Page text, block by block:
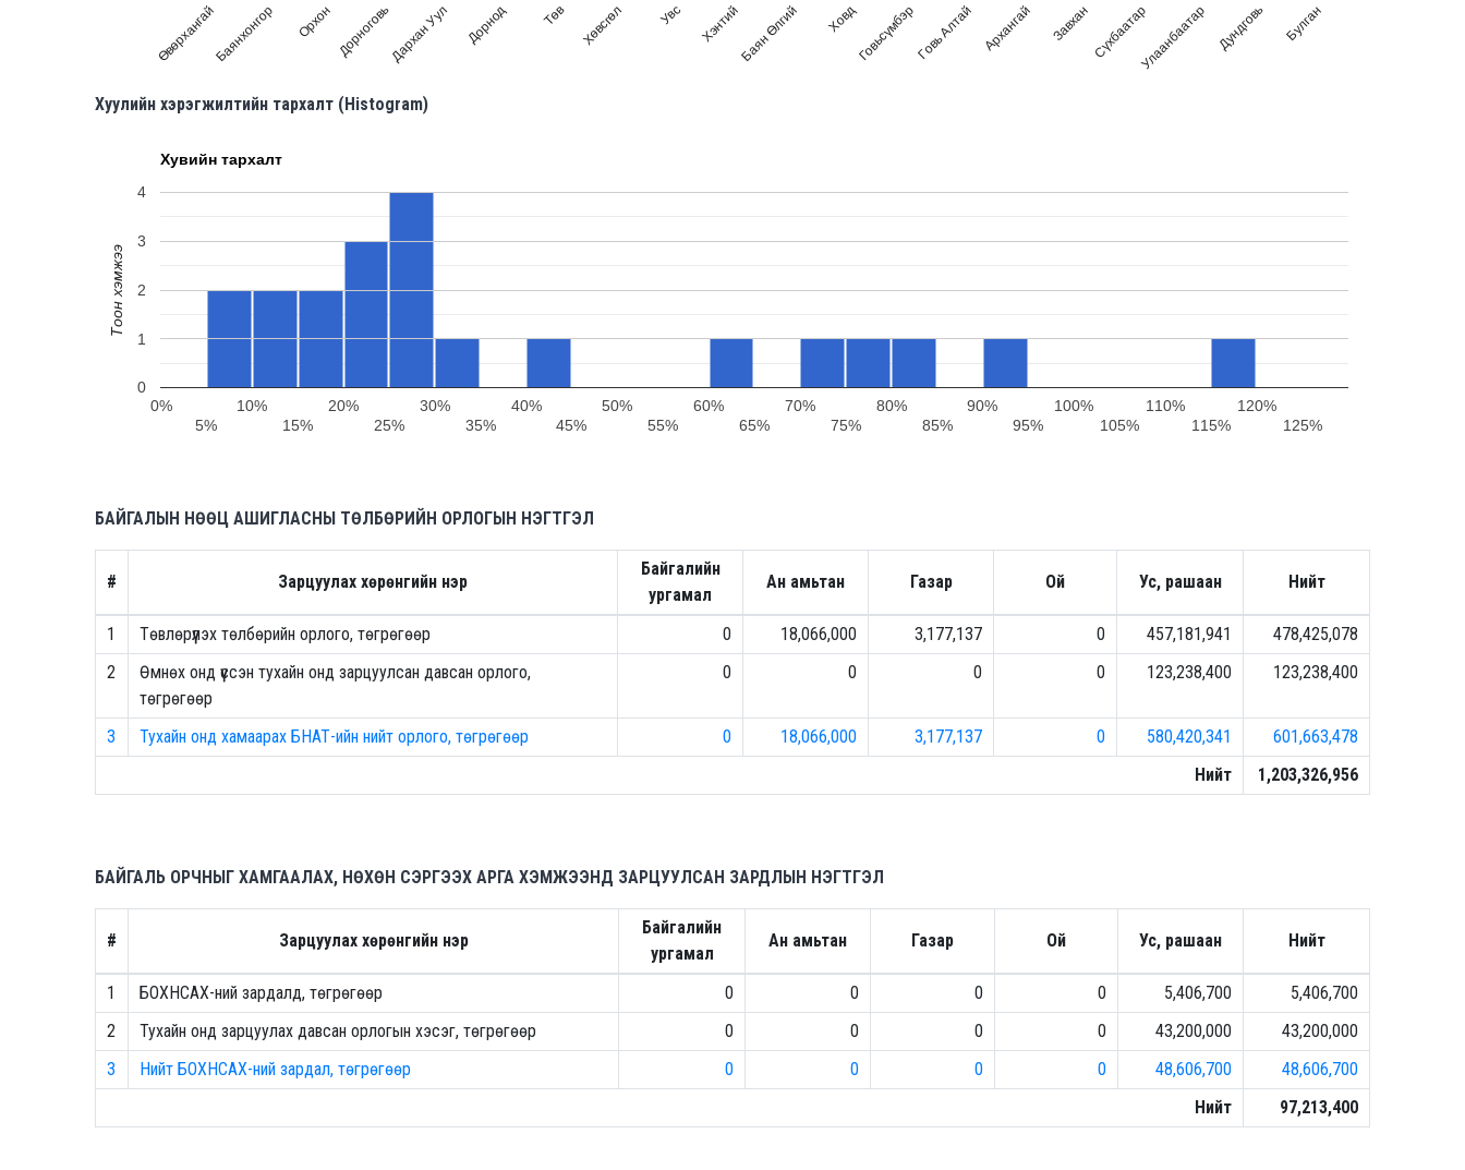
ӨвөрхангайБаянхонгор Орхон ДорноговьДархан Уул Дорнод Төв Хөвсгөл Увс ХэнтийБаян Өлгий ХовдГовьсүмбэр Говь Алтай Архангай Завхан СүхбаатарУлаанбаатар Дундговь Булган
Хуулийн хэрэгжилтийн тархалт (Histogram)
Хувийн тархалт
0%
5%
10%
15%
20%
25%
30%
35%
40%
45%
50%
55%
60%
65%
70%
75%
80%
85%
90%
95%
100%
105%
110%
115%
120%
125%
0
1
2
3
4
Тоон хэмжээ
БАЙГАЛЫН НӨӨЦ АШИГЛАСНЫ ТӨЛБӨРИЙН ОРЛОГЫН НЭГТГЭЛ
# Зарцуулах хөрөнгийн нэр
Байгалийн
ургамал
Ан амьтан Газар Ой Ус, рашаан Нийт
1 Төвлөрүүлэх төлбөрийн орлого, төгрөгөөр 0 18,066,000 3,177,137 0 457,181,941
478,425,078
2
Өмнөх онд үүссэн тухайн онд зарцуулсан давсан орлого,
төгрөгөөр
0 0 0 0 123,238,400 123,238,400
3 Тухайн онд хамаарах БНАТ-ийн нийт орлого, төгрөгөөр 0 18,066,000 3,177,137 0 580,420,341
601,663,478
Нийт
1,203,326,956
БАЙГАЛЬ ОРЧНЫГ ХАМГААЛАХ, НӨХӨН СЭРГЭЭХ АРГА ХЭМЖЭЭНД ЗАРЦУУЛСАН ЗАРДЛЫН НЭГТГЭЛ
# Зарцуулах хөрөнгийн нэр
Байгалийн
ургамал
Ан амьтан Газар Ой Ус, рашаан Нийт
1 БОХНСАХ-ний зардалд, төгрөгөөр 0 0 0 0 5,406,700
5,406,700
2
Тухайн онд зарцуулах давсан орлогын хэсэг, төгрөгөөр 0 0 0 0 43,200,000
43,200,000
3
Нийт БОХНСАХ-ний зардал, төгрөгөөр 0 0 0 0 48,606,700
48,606,700
Нийт
97,213,400